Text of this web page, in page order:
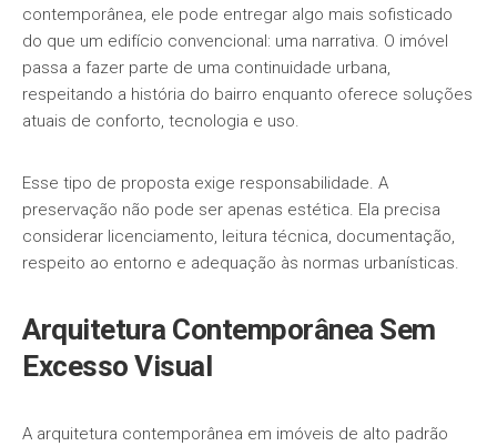
contemporânea, ele pode entregar algo mais sofisticado
do que um edifício convencional: uma narrativa. O imóvel
passa a fazer parte de uma continuidade urbana,
respeitando a história do bairro enquanto oferece soluções
atuais de conforto, tecnologia e uso.
Esse tipo de proposta exige responsabilidade. A
preservação não pode ser apenas estética. Ela precisa
considerar licenciamento, leitura técnica, documentação,
respeito ao entorno e adequação às normas urbanísticas.
Arquitetura Contemporânea Sem
Excesso Visual
A arquitetura contemporânea em imóveis de alto padrão